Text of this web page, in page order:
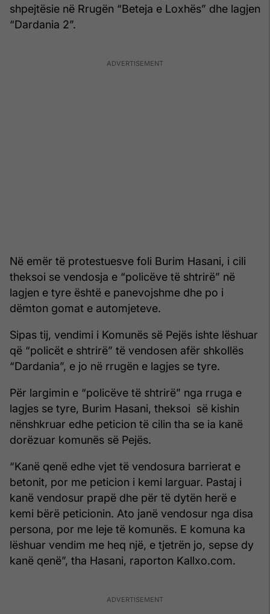
shpejtësie në Rrugën “Beteja e Loxhës” dhe lagjen
“Dardania 2”.
Në emër të protestuesve foli Burim Hasani, i cili
theksoi se vendosja e “policëve të shtrirë” në
lagjen e tyre është e panevojshme dhe po i
dëmton gomat e automjeteve.
Sipas tij, vendimi i Komunës së Pejës ishte lëshuar
që “policët e shtrirë” të vendosen afër shkollës
“Dardania”, e jo në rrugën e lagjes se tyre.
Për largimin e “policëve të shtrirë” nga rruga e
lagjes se tyre, Burim Hasani, theksoi së kishin
nënshkruar edhe peticion të cilin tha se ia kanë
dorëzuar komunës së Pejës.
“Kanë qenë edhe vjet të vendosura barrierat e
betonit, por me peticion i kemi larguar. Pastaj i
kanë vendosur prapë dhe për të dytën herë e
kemi bërë peticionin. Ato janë vendosur nga disa
persona, por me leje të komunës. E komuna ka
lëshuar vendim me heq një, e tjetrën jo, sepse dy
kanë qenë”, tha Hasani, raporton Kallxo.com.